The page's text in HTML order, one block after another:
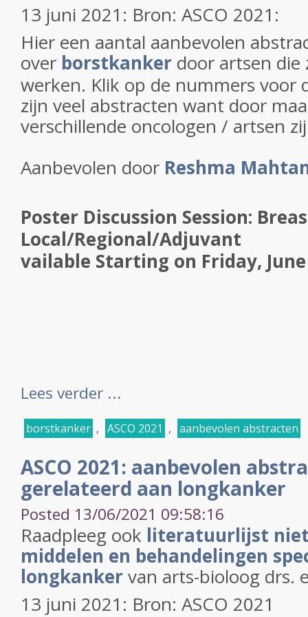
13 juni 2021: Bron: ASCO 2021:
Hier een aantal aanbevolen
over borstkanker door artsen die
werken. Klik op de nummers voor
zijn veel abstracten want door
verschillende oncologen / artsen
Aanbevolen door Reshma
Poster Discussion Session:
Local/Regional/Adjuvant
vailable Starting on Friday, June
Lees verder ...
borstkanker , ASCO 2021 , aanbevolen abstracten
ASCO 2021: aanbevolen
gerelateerd aan longkanker
Posted 13/06/2021 09:58:16
Raadpleeg ook literatuurlijst
middelen en behandelingen
longkankervan arts-bioloog drs.
13 juni 2021: Bron: ASCO 2021